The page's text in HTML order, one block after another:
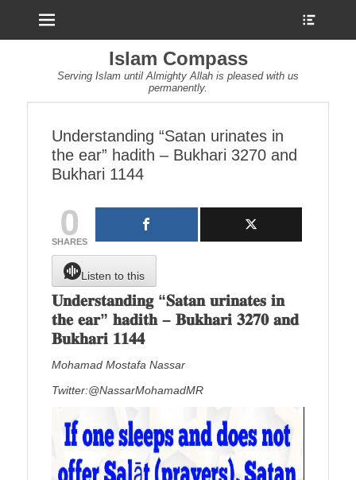
Islam Compass
Serving Islam until Almighty Allah is pleased with us
permanently.
Understanding “Satan urinates in
the ear” hadith – Bukhari 3270 and
Bukhari 1144
0
SHARES
Listen to this
𝐔𝐧𝐝𝐞𝐫𝐬𝐭𝐚𝐧𝐝𝐢𝐧𝐠 “𝐒𝐚𝐭𝐚𝐧 𝐮𝐫𝐢𝐧𝐚𝐭𝐞𝐬 𝐢𝐧
𝐭𝐡𝐞 𝐞𝐚𝐫” 𝐡𝐚𝐝𝐢𝐭𝐡 – 𝐁𝐮𝐤𝐡𝐚𝐫𝐢 𝟑𝟐𝟕𝟎 𝐚𝐧𝐝
𝐁𝐮𝐤𝐡𝐚𝐫𝐢 𝟏𝟏𝟒𝟒
Mohamad Mostafa Nassar
Twitter:@NassarMohamadMR